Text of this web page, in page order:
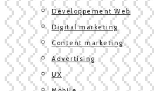
Développement Web
Digital marketing
Content marketing
Advertising
UX